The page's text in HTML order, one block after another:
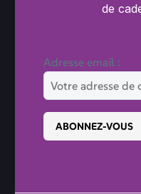
de
Adresse email :